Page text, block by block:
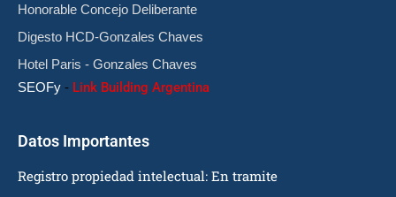
Honorable Concejo Deliberante
Digesto HCD-Gonzales Chaves
Hotel Paris - Gonzales Chaves
SEOFy - Link Building Argentina
Datos Importantes
Registro propiedad intelectual: En tramite